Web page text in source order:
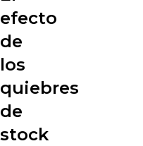
efecto
de
los
quiebres
de
stock